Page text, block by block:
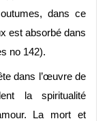
dans ce
est absorbé dans
no 142).
dans l’œuvre de
la spiritualité
La mort et